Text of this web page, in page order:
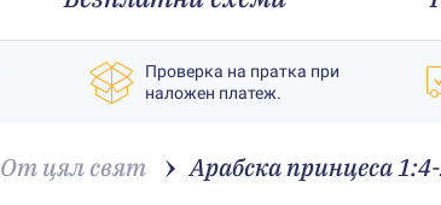
Проверка на пратка при
наложен платеж.
От цял свят Арабска принцеса